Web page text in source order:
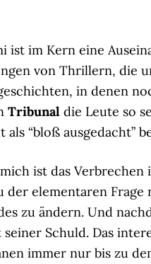
ist im Kern eine
von Thrillern, die
in denen
Tribunal die Leute so
als “bloß ausgedacht”
ist das Verbrechen
der elementaren Frage
zu ändern. Und
Schuld. Das
immer nur bis zu